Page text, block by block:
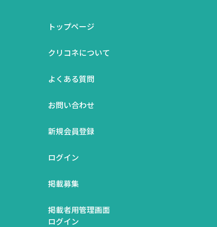
トップページ
クリコネについて
よくある質問
お問い合わせ
新規会員登録
ログイン
掲載募集
掲載者用管理画面
ログイン